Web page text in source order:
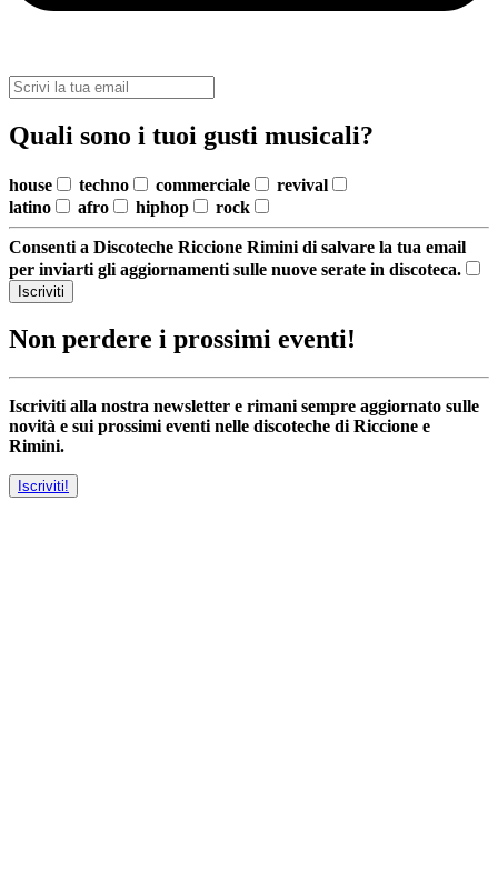
Quali sono i tuoi gusti musicali?
house techno commerciale
revival
latino
afro hiphop rock
Consenti a Discoteche Riccione Rimini di salvare la tua email
per inviarti gli aggiornamenti sulle nuove serate in discoteca.
Iscriviti
Non perdere i prossimi eventi!
Iscriviti alla nostra newsletter e rimani sempre aggiornato sulle
novità e sui prossimi eventi nelle discoteche di Riccione e
Rimini.
Iscriviti!